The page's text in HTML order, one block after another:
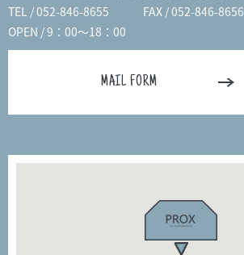
TEL / 052-846-8655
FAX / 052-846-8656
OPEN / 9：00～18：00
MAIL FORM